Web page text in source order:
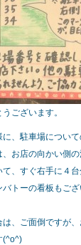
ございます。
、駐車場について
お店の向かい側の
、すぐ右手に４台
トーの看板もご
は、ご面倒ですが
(^o^)